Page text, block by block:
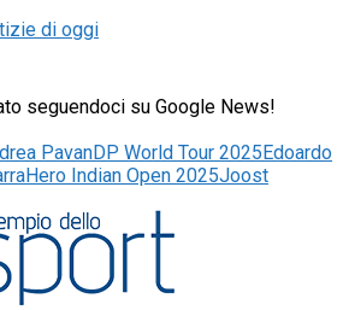
di oggi
seguendoci su Google News!
PavanDP World Tour 2025Edoardo
Hero Indian Open 2025Joost